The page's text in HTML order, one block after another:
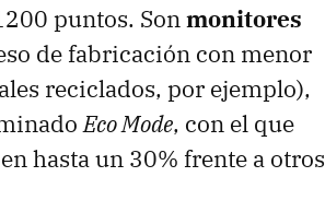
puntos. Sonmonitores
de fabricación con menor
reciclados, por ejemplo),
Eco Mode, con el que
hasta un 30% frente a otros